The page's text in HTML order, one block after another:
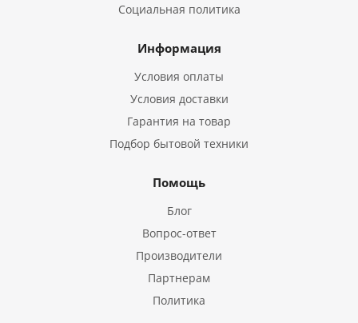
Социальная политика
Информация
Условия оплаты
Условия доставки
Гарантия на товар
Подбор бытовой техники
Помощь
Блог
Вопрос-ответ
Производители
Партнерам
Политика